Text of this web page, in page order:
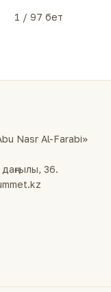
1 / 97 бет
Nasr Al-Farabi»
36.